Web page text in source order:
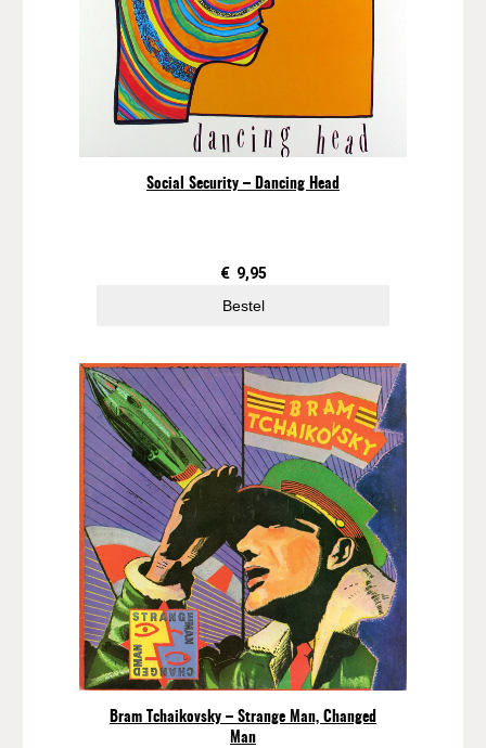
Social Security – Dancing Head
€ 9,95
Bestel
Bram Tchaikovsky – Strange Man, Changed
Man